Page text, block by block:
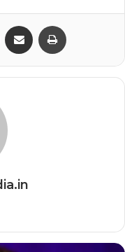
WhatsAppShare via Email